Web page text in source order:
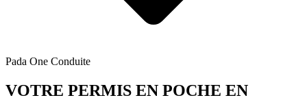
Pada One Conduite
VOTRE PERMIS EN POCHE EN